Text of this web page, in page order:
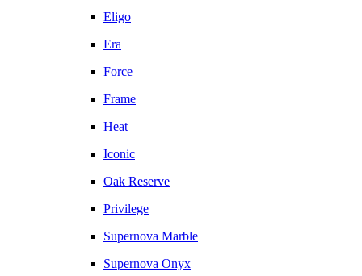
Eligo
Era
Force
Frame
Heat
Iconic
Oak Reserve
Privilege
Supernova Marble
Supernova Onyx